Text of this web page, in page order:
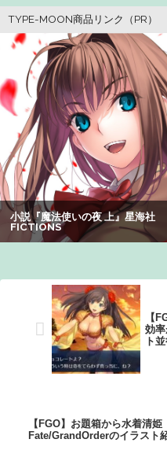
なる：26/08/03のニュース
【衝撃】ワイのパッパ、会
ｗｗｗｗｗｗｗｗｗｗ
【悲報】Z世代の身長低下
26/08/02のニュース
【悲報】Z世代「求刑7年の
者殺した方が量刑軽かっ
【悲報】ライザさん、おぱ
ｗｗｗ
ンから心配の声：26/08/07
【
効
ト
【FGO】お題箱から水着清姫
Fate/GrandOrderのイラスト